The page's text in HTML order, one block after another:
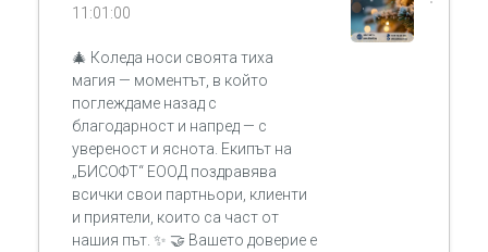
11:01:00
🎄 Коледа носи своята тиха
магия — моментът, в който
поглеждаме назад с
благодарност и напред — с
увереност и яснота. Екипът на
„БИСОФТ“ ЕООД поздравява
всички свои партньори, клиенти
и приятели, които са част от
нашия път. ✨ 🤝 Вашето доверие е